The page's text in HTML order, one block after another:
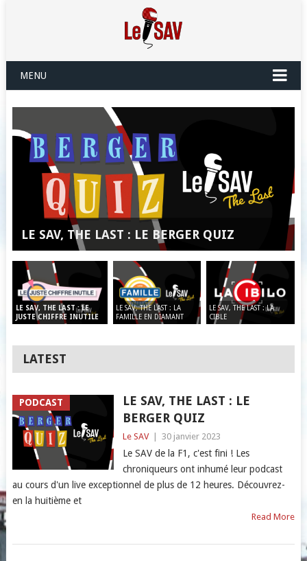
MENU
LE SAV, THE LAST : LE BERGER QUIZ
LE SAV, THE LAST : LE
JUSTE CHIFFRE INUTILE
LE SAV, THE LAST : LA
CIBLE
LE SAV, THE LAST : LA
FAMILLE EN DIAMANT
LATEST
PODCAST
LE SAV, THE LAST : LE
BERGER QUIZ
Le SAV | 30 janvier 2023
Le SAV de la F1, c'est fini ! Les
chroniqueurs ont inhumé leur podcast
au cours d'un live exceptionnel de plus de 12 heures. Découvrez-
en la huitième et
Read More